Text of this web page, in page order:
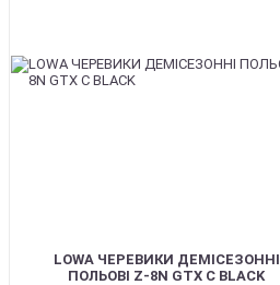
LOWA ЧЕРЕВИКИ ДЕМІСЕЗОННІ
ПОЛЬОВІ Z-8N GTX C BLACK